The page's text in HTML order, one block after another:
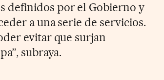
definidos por el Gobierno y
a una serie de servicios.
evitar que surjan
subraya.